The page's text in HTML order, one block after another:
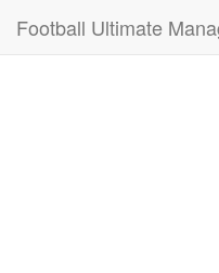
Football Ultimate